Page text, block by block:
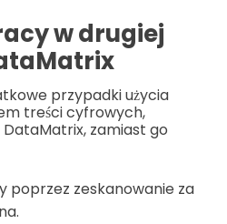
w drugiej
przypadki użycia
treści cyfrowych,
DataMatrix, zamiast go
poprzez zeskanowanie za